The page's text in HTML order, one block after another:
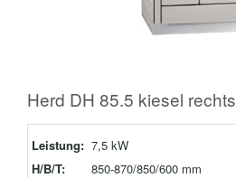
Herd DH 85.5 kiesel rechts
Leistung: 7,5 kW
H/B/T:
850-870/850/600 mm